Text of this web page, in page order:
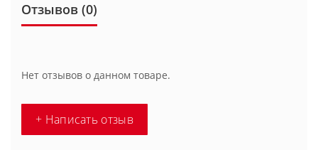
Отзывов (0)
Нет отзывов о данном товаре.
+ Написать отзыв